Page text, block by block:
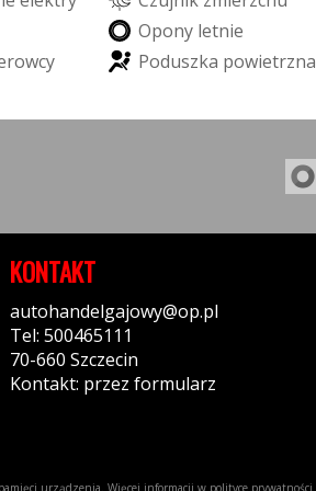
Opony letnie
rowcy Poduszka powietrzna
KONTAKT
autohandelgajowy@op.pl
Tel: 500465111
70-660 Szczecin
Kontakt: przez formularz
urządzenia. Więcej informacji w polityce prywatności